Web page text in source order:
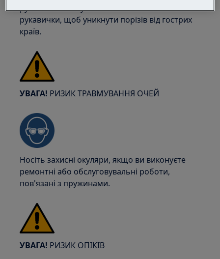
рукавички та взуття. Носіть захисні
рукавички, щоб уникнути порізів від гострих
країв.
УВАГА! РИЗИК ТРАВМУВАННЯ ОЧЕЙ
Носіть захисні окуляри, якщо ви виконуєте
ремонтні або обслуговувальні роботи,
пов'язані з пружинами.
УВАГА! РИЗИК ОПІКІВ